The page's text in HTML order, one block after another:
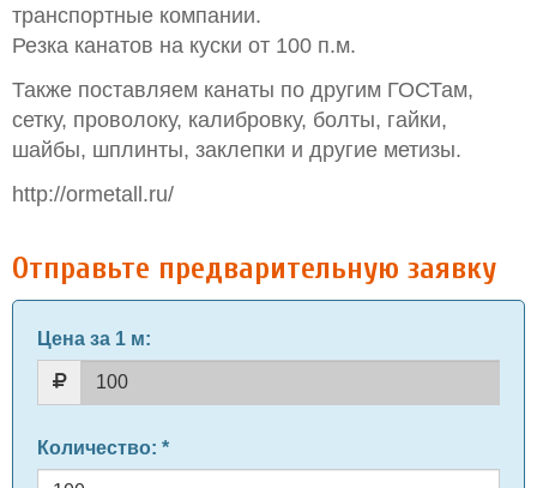
транспортные компании.
Резка канатов на куски от 100 п.м.
Также поставляем канаты по другим ГОСТам,
сетку, проволоку, калибровку, болты, гайки,
шайбы, шплинты, заклепки и другие метизы.
http://ormetall.ru/
Отправьте предварительную заявку
Цена за 1 м:
Количество: *